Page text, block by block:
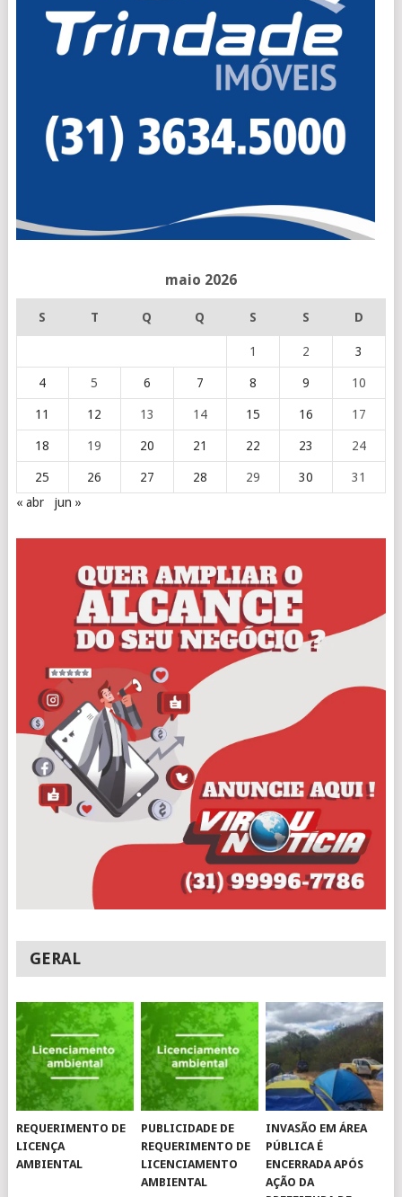
maio 2026
S T Q Q S S D
1 2 3
4 5 6 7 8 9 10
11 12 13 14 15 16 17
18 19 20 21 22 23 24
25 26 27 28 29 30
31
« abr
jun »
GERAL
REQUERIMENTO DE
LICENÇA
AMBIENTAL
PUBLICIDADE DE
REQUERIMENTO DE
LICENCIAMENTO
AMBIENTAL
INVASÃO EM ÁREA
PÚBLICA É
ENCERRADA APÓS
AÇÃO DA